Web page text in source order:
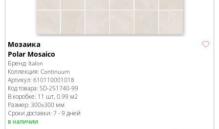
Мозаика
Polar Mosaico
Бренд: Italon
Коллекция: Continuum
Артикул: 610110001018
Код товара: SD-251740-99
В коробке: 11 шт, 0.99 м2
Размер: 300x300 мм
Сроки доставки: 7 - 9 дней
в наличии